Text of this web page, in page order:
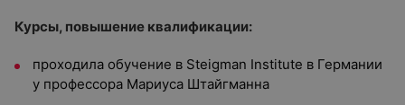
Курсы, повышение квалификации:
проходила обучение в Steigman Institute в Германии
у профессора Мариуса Штайгманна